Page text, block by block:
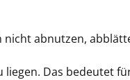
nicht abnutzen,
Das bedeutet